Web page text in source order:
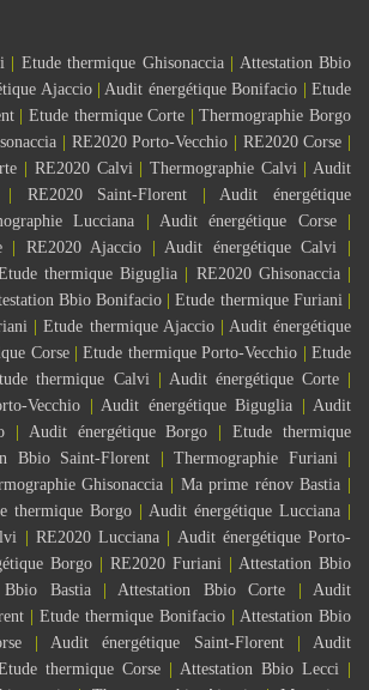
| Etude thermique Ghisonaccia| Attestation Bbio
Ajaccio|Audit énergétique Bonifacio |Etude
| Etude thermique Corte |Thermographie Borgo
RE2020 Porto-Vecchio RE2020 Corse
RE2020 Calvi| Thermographie Calvi|Audit
RE2020 Saint-Florent |Audit énergétique
Lucciana Audit énergétique Corse|
| RE2020 Ajaccio |Audit énergétique Calvi
thermique Biguglia RE2020 Ghisonaccia|
Bbio Bonifacio |Etude thermique Furiani|
|Etude thermique Ajaccio| Audit énergétique
Corse|Etude thermique Porto-Vecchio |Etude
thermique Calvi| Audit énergétique Corte|
Vecchio
Audit énergétique Biguglia
Audit
| Audit énergétique Borgo |Etude thermique
Bbio Saint-Florent Thermographie Furiani|
Ghisonaccia Ma prime rénov Bastia
thermique Borgo Audit énergétique Lucciana
RE2020 Lucciana
Audit énergétique Porto-
Borgo RE2020 Furiani
Attestation Bbio
Bbio Bastia|Attestation Bbio Corte |Audit
Etude thermique Bonifacio
Attestation Bbio
| Audit énergétique Saint-Florent| Audit
thermique Corse Attestation Bbio Lecci